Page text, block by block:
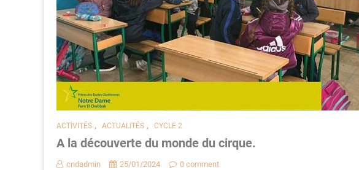
ACTIVITÉS , ACTUALITÉS , CYCLE 2
A la découverte du monde du cirque.
cndadmin 25/01/2024 0 comment